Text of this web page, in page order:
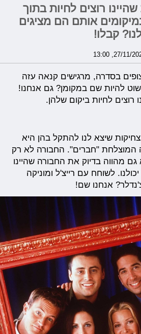
רוצים לחיות בתוך
אותם הם מציגים
קבלו!
בסדרה, מרגישים קנאה עזה
להיות שם במקומן? גם אנחנו!
רוצים לחיות ביקום שלהן.
שיצא לנו להתקל בהן היא
"חברים". החבורה לא רק
מהווה בדיוק את החבורה שהיינו
לשוחח עם רייצ'ל ומוניקה
אנחנו שם!